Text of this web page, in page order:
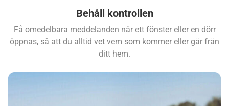
Behåll kontrollen
Få omedelbara meddelanden när ett fönster eller en dörr
öppnas, så att du alltid vet vem som kommer eller går från
ditt hem.